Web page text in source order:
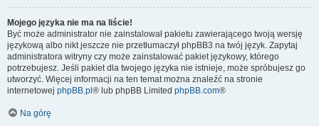
Mojego języka nie ma na liście!
Być może administrator nie zainstalował pakietu zawierającego twoją wersję
językową albo nikt jeszcze nie przetłumaczył phpBB3 na twój język. Zapytaj
administratora witryny czy może zainstalować pakiet językowy, którego
potrzebujesz. Jeśli pakiet dla twojego języka nie istnieje, może spróbujesz go
utworzyć. Więcej informacji na ten temat można znaleźć na stronie
internetowej phpBB.pl ® lub phpBB Limited phpBB.com®
Na górę